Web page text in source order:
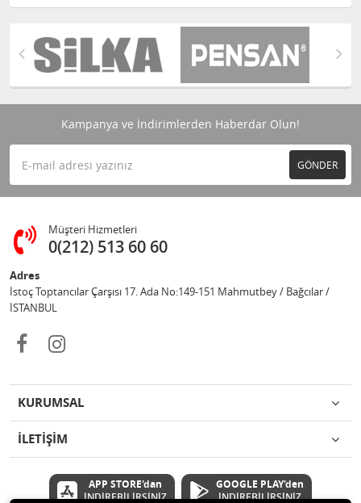
Kampanya ve İndirimlerden Haberdar Olun!
GÖNDER
Müşteri Hizmetleri
0(212) 513 60 60
Adres
İstoç Toptancılar Çarşısı 17. Ada No:149-151 Mahmutbey / Bağcılar /
İSTANBUL
KURUMSAL
İLETİŞİM
APP STORE'dan
İNDİREBİLİRSİNİZ
GOOGLE PLAY'den
İNDİREBİLİRSİNİZ